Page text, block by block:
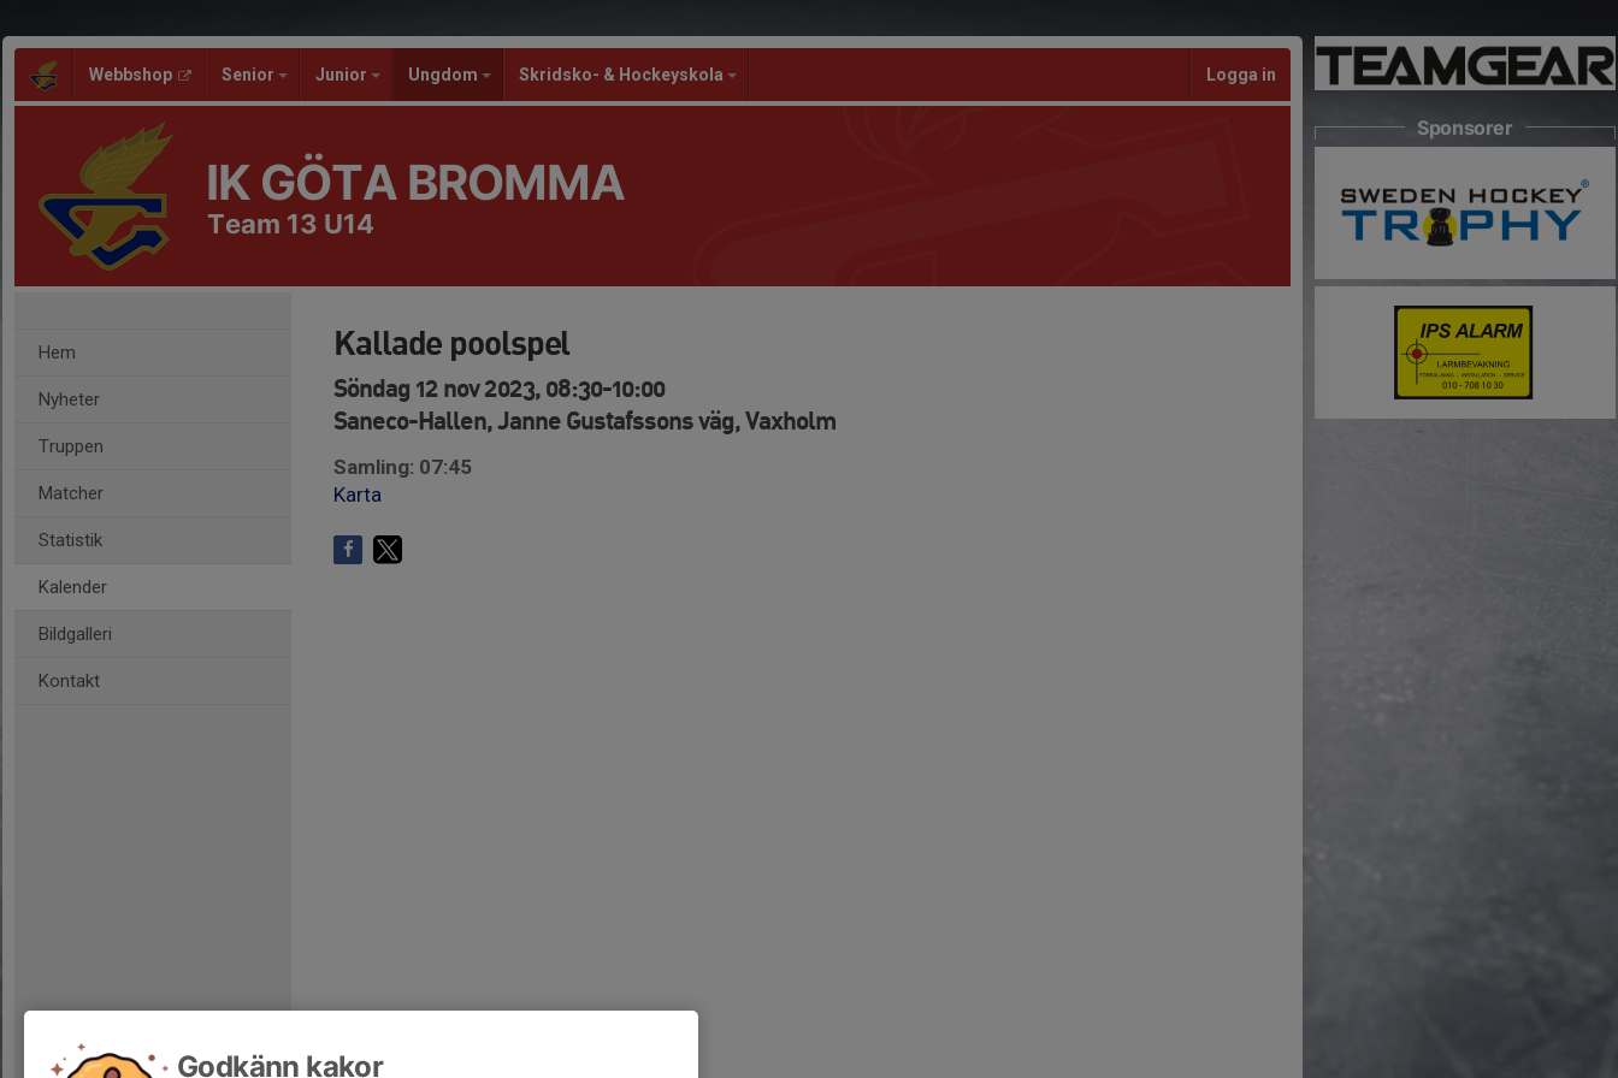
Webbshop Senior Junior Ungdom Skridsko- & Hockeyskola Logga in
IK GÖTA BROMMA
Team 13 U14
Hem
Nyheter
Truppen
Matcher
Statistik
Kalender
Bildgalleri
Kontakt
Kallade poolspel
Söndag 12 nov 2023, 08:30-10:00
Saneco-Hallen, Janne Gustafssons väg, Vaxholm
Samling: 07:45
Karta
Sponsorer
Godkänn kakor